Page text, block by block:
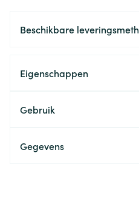
Beschikbare
Eigenschappen
Gebruik
Gegevens